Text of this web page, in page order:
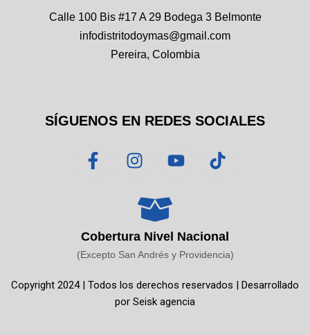
Calle 100 Bis #17 A 29 Bodega 3 Belmonte
infodistritodoymas@gmail.com
Pereira, Colombia
SÍGUENOS EN REDES SOCIALES
F
a
o
o
-
I
n
t
a
g
r
m
Y
o
b
e
T
i
k
Cobertura Nivel Nacional
(Excepto San Andrés y Providencia)
Copyright 2024 | Todos los derechos reservados | Desarrollado
por Seisk agencia